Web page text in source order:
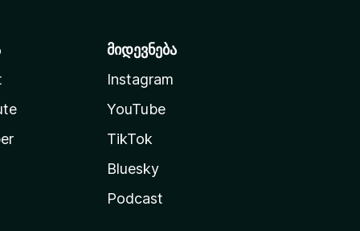
მიდევნება
Instagram
YouTube
TikTok
Bluesky
Podcast